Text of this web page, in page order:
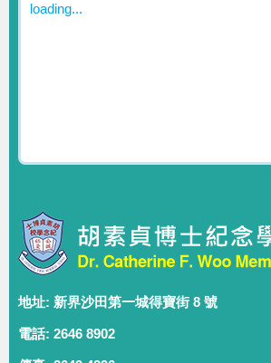
loading...
地址: 新界沙田第一城得寶街 8 號
電話: 2646 8902